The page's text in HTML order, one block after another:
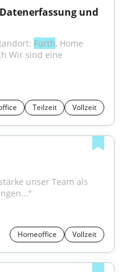
Fürth, Home
Wir sind eine
Teilzeit Vollzeit
Homeoffice Vollzeit